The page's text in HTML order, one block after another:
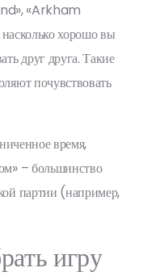
«Arkham
хорошо вы
друг друга. Такие
почувствовать
время,
– большинство
партии (например,
игру